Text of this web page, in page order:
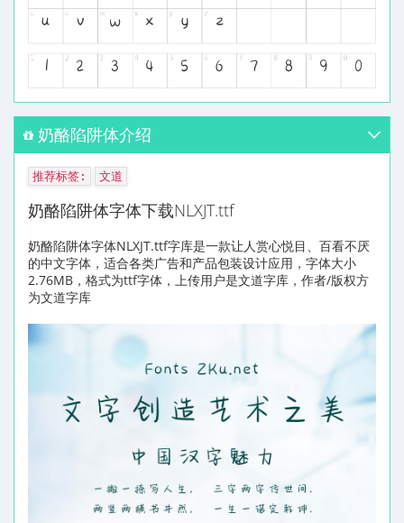
奶酪陷阱体介绍
推荐标签: 文道
奶酪陷阱体字体下载NLXJT.ttf
奶酪陷阱体字体NLXJT.ttf字库是一款让人赏心悦目、百看不厌
的中文字体，适合各类广告和产品包装设计应用，字体大小
2.76MB，格式为ttf字体，上传用户是文道字库，作者/版权方
为文道字库